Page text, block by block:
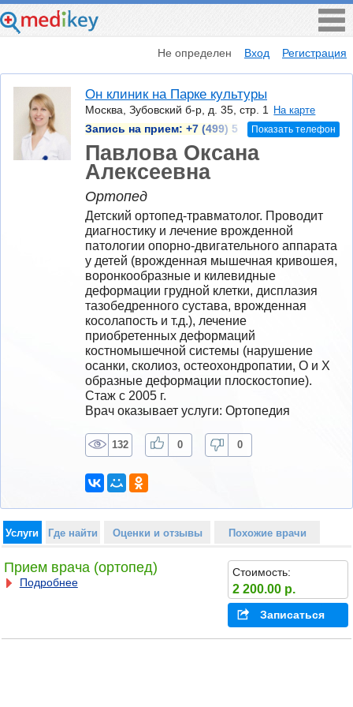
Не определен Вход Регистрация
Он клиник на Парке культуры
Москва, Зубовский б-р, д. 35, стр. 1
На карте
Запись на прием: +7 (499) 5 Показать телефон
Павлова Оксана
Алексеевна
Ортопед
Детский ортопед-травматолог. Проводит
диагностику и лечение врожденной
патологии опорно-двигательного аппарата
у детей (врожденная мышечная кривошея,
воронкообразные и килевидные
деформации грудной клетки, дисплазия
тазобедренного сустава, врожденная
косолапость и т.д.), лечение
приобретенных деформаций
костномышечной системы (нарушение
осанки, сколиоз, остеохондропатии, О и Х
образные деформации плоскостопие).
Стаж с 2005 г.
Врач оказывает услуги: Ортопедия
132 0 0
Услуги Где найти Оценки и отзывы Похожие врачи
Прием врача (ортопед)
Подробнее
Стоимость:
2 200.00 р.
Записаться